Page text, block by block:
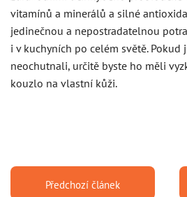
vitamínů a minerálů a silné
jedinečnou a nepostradatelnou
i v kuchyních po celém světě. Pokud
neochutnali, určitě byste ho měli
kouzlo na vlastní kůži.
Předchozí článek